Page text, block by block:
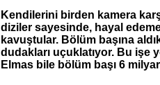
Kendilerini birden kamera
diziler sayesinde, hayal
kavuştular. Bölüm başına
dudakları uçuklatıyor. Bu işe
Elmas bile bölüm başı 6